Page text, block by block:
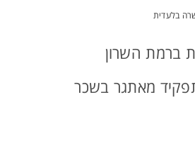
בלעדית
ברמת השרון
מאתגר בשכר